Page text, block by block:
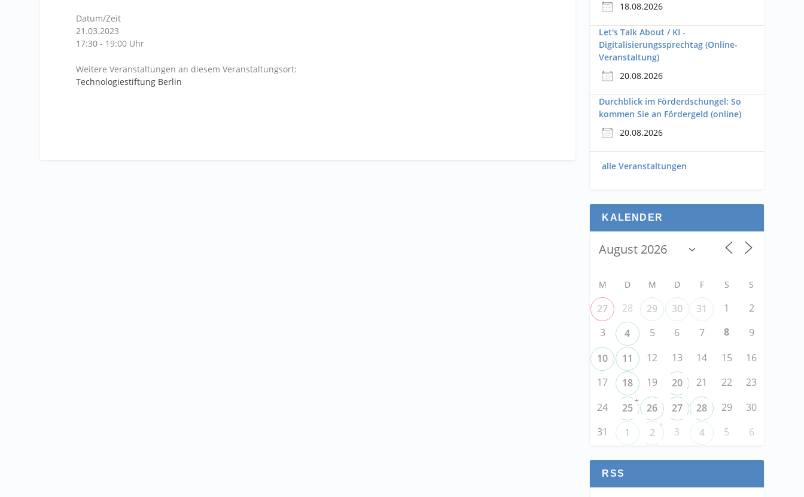
Datum/Zeit
21.03.2023
17:30 - 19:00 Uhr
Weitere Veranstaltungen an diesem Veranstaltungsort:
Technologiestiftung Berlin
18.08.2026
Let's Talk About / KI -
Digitalisierungssprechtag (Online-
Veranstaltung)
20.08.2026
Durchblick im Förderdschungel: So
kommen Sie an Fördergeld (online)
20.08.2026
alle Veranstaltungen
KALENDER
M D M D F S S
27 28 29 30 31 1
2
3
4 5 6 7 8
9
10
11 12 13 14 15
16
17
18 19 20 21 22
23
24
25
+
26 27 28 29
30
31
1 2
+
3 4 5 6
RSS